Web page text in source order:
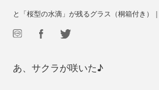
と「桜型の水滴」が残るグラス（桐箱付き）
あ、サクラが咲いた♪